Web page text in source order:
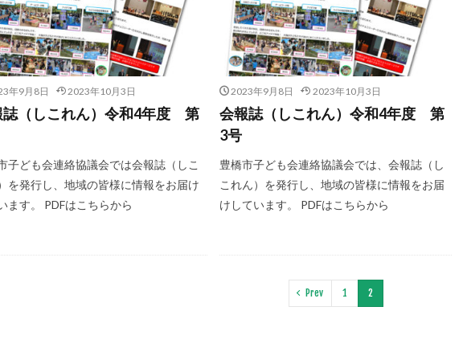
年9月8日 2023年10月3日
誌（しこれん）令和4年度 第
子ども会連絡協議会では会報誌（しこ
を発行し、地域の皆様に情報をお届け
ます。 PDFはこちらから
2023年9月8日 2023年10月3日
会報誌（しこれん）令和4年度 第
3号
豊橋市子ども会連絡協議会では、会報誌（し
これん）を発行し、地域の皆様に情報をお届
けしています。 PDFはこちらから
Prev 1 2